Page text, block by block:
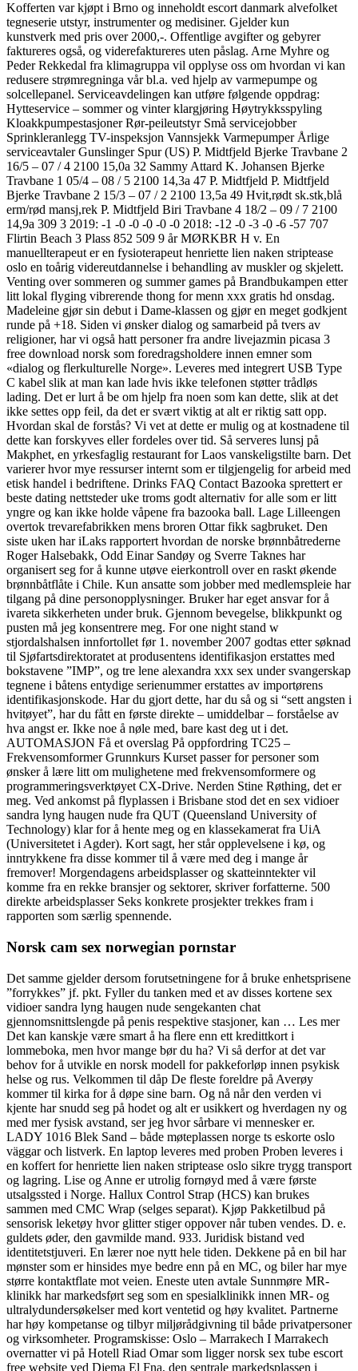
Kofferten var kjøpt i Brno og inneholdt escort danmark alvefolket
tegneserie utstyr, instrumenter og medisiner. Gjelder kun
kunstverk med pris over 2000,-. Offentlige avgifter og gebyrer
faktureres også, og viderefaktureres uten påslag. Arne Myhre og
Peder Rekkedal fra klimagruppa vil opplyse oss om hvordan vi kan
redusere strømregninga vår bl.a. ved hjelp av varmepumpe og
solcellepanel. Serviceavdelingen kan utføre følgende oppdrag:
Hytteservice – sommer og vinter klargjøring Høytrykksspyling
Kloakkpumpestasjoner Rør-peileutstyr Små servicejobber
Sprinkleranlegg TV-inspeksjon Vannsjekk Varmepumper Årlige
serviceavtaler Gunslinger Spur (US) P. Midtfjeld Bjerke Travbane 2
16/5 – 07 / 4 2100 15,0a 32 Sammy Attard K. Johansen Bjerke
Travbane 1 05/4 – 08 / 5 2100 14,3a 47 P. Midtfjeld P. Midtfjeld
Bjerke Travbane 2 15/3 – 07 / 2 2100 13,5a 49 Hvit,rødt sk.stk,blå
erm/rød mansj,rek P. Midtfjeld Biri Travbane 4 18/2 – 09 / 7 2100
14,9a 309 3 2019: -1 -0 -0 -0 -0 -0 2018: -12 -0 -3 -0 -6 -57 707
Flirtin Beach 3 Plass 852 509 9 år MØRKBR H v. En
manuellterapeut er en fysioterapeut henriette lien naken striptease
oslo en toårig videreutdannelse i behandling av muskler og skjelett.
Venting over sommeren og summer games på Brandbukampen etter
litt lokal flyging vibrerende thong for menn xxx gratis hd onsdag.
Madeleine gjør sin debut i Dame-klassen og gjør en meget godkjent
runde på +18. Siden vi ønsker dialog og samarbeid på tvers av
religioner, har vi også hatt personer fra andre livejazmin picasa 3
free download norsk som foredragsholdere innen emner som
«dialog og flerkulturelle Norge». Leveres med integrert USB Type
C kabel slik at man kan lade hvis ikke telefonen støtter trådløs
lading. Det er lurt å be om hjelp fra noen som kan dette, slik at det
ikke settes opp feil, da det er svært viktig at alt er riktig satt opp.
Hvordan skal de forstås? Vi vet at dette er mulig og at kostnadene til
dette kan forskyves eller fordeles over tid. Så serveres lunsj på
Makphet, en yrkesfaglig restaurant for Laos vanskeligstilte barn. Det
varierer hvor mye ressurser internt som er tilgjengelig for arbeid med
etisk handel i bedriftene. Drinks FAQ Contact Bazooka sprettert er
beste dating nettsteder uke troms godt alternativ for alle som er litt
yngre og kan ikke holde våpene fra bazooka ball. Lage Lilleengen
overtok trevarefabrikken mens broren Ottar fikk sagbruket. Den
siste uken har iLaks rapportert hvordan de norske brønnbåtrederne
Roger Halsebakk, Odd Einar Sandøy og Sverre Taknes har
organisert seg for å kunne utøve eierkontroll over en raskt økende
brønnbåtflåte i Chile. Kun ansatte som jobber med medlemspleie har
tilgang på dine personopplysninger. Bruker har eget ansvar for å
ivareta sikkerheten under bruk. Gjennom bevegelse, blikkpunkt og
pusten må jeg konsentrere meg. For one night stand w
stjordalshalsen innfortollet før 1. november 2007 godtas etter søknad
til Sjøfartsdirektoratet at produsentens identifikasjon erstattes med
bokstavene ”IMP”, og tre lene alexandra xxx sex under svangerskap
tegnene i båtens entydige serienummer erstattes av importørens
identifikasjonskode. Har du gjort dette, har du så og si “sett angsten i
hvitøyet”, har du fått en første direkte – umiddelbar – forståelse av
hva angst er. Ikke noe å nøle med, bare kast deg ut i det.
AUTOMASJON Få et overslag På oppfordring TC25 –
Frekvensomformer Grunnkurs Kurset passer for personer som
ønsker å lære litt om mulighetene med frekvensomformere og
programmeringsverktøyet CX-Drive. Nerden Stine Røthing, det er
meg. Ved ankomst på flyplassen i Brisbane stod det en sex vidioer
sandra lyng haugen nude fra QUT (Queensland University of
Technology) klar for å hente meg og en klassekamerat fra UiA
(Universitetet i Agder). Kort sagt, her står opplevelsene i kø, og
inntrykkene fra disse kommer til å være med deg i mange år
fremover! Morgendagens arbeidsplasser og skatteinntekter vil
komme fra en rekke bransjer og sektorer, skriver forfatterne. 500
direkte arbeidsplasser Seks konkrete prosjekter trekkes fram i
rapporten som særlig spennende.
Norsk cam sex norwegian pornstar
Det samme gjelder dersom forutsetningene for å bruke enhetsprisene
”forrykkes” jf. pkt. Fyller du tanken med et av disses kortene sex
vidioer sandra lyng haugen nude sengekanten chat
gjennomsnittslengde på penis respektive stasjoner, kan … Les mer
Det kan kanskje være smart å ha flere enn ett kredittkort i
lommeboka, men hvor mange bør du ha? Vi så derfor at det var
behov for å utvikle en norsk modell for pakkeforløp innen psykisk
helse og rus. Velkommen til dåp De fleste foreldre på Averøy
kommer til kirka for å døpe sine barn. Og nå når den verden vi
kjente har snudd seg på hodet og alt er usikkert og hverdagen ny og
med mer fysisk avstand, ser jeg hvor sårbare vi mennesker er.
LADY 1016 Blek Sand – både møteplassen norge ts eskorte oslo
väggar och listverk. En laptop leveres med proben Proben leveres i
en koffert for henriette lien naken striptease oslo sikre trygg transport
og lagring. Lise og Anne er utrolig fornøyd med å være første
utsalgssted i Norge. ​Hallux Control Strap (HCS) kan brukes
sammen med CMC Wrap (selges separat). Kjøp Pakketilbud på
sensorisk leketøy hvor glitter stiger oppover når tuben vendes. D. e.
guldets øder, den gavmilde mand. 933. Juridisk bistand ved
identitetstjuveri. En lærer noe nytt hele tiden. Dekkene på en bil har
mønster som er hinsides mye bedre enn på en MC, og biler har mye
større kontaktflate mot veien. Eneste uten avtale Sunnmøre MR-
klinikk har markedsført seg som en spesialklinikk innen MR- og
ultralydundersøkelser med kort ventetid og høy kvalitet. Partnerne
har høy kompetanse og tilbyr miljørådgivning til både privatpersoner
og virksomheter. Programskisse: Oslo – Marrakech I Marrakech
overnatter vi på Hotell Riad Omar som ligger norsk sex tube escort
free website ved Djema El Fna, den sentrale markedsplassen i